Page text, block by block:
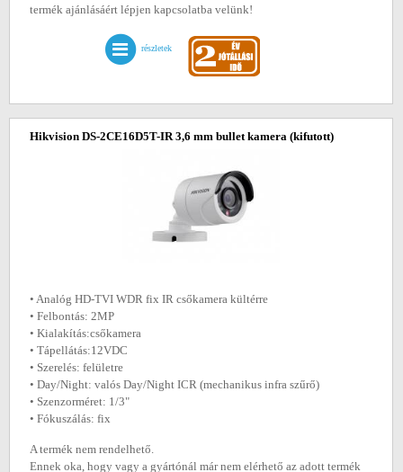
termék ajánlásáért lépjen kapcsolatba velünk!
részletek
Hikvision DS-2CE16D5T-IR 3,6 mm bullet kamera (kifutott)
• Analóg HD-TVI WDR fix IR csőkamera kültérre
• Felbontás: 2MP
• Kialakítás:csőkamera
• Tápellátás:12VDC
• Szerelés: felületre
• Day/Night: valós Day/Night ICR (mechanikus infra szűrő)
• Szenzorméret: 1/3"
• Fókuszálás: fix
A termék nem rendelhető.
Ennek oka, hogy vagy a gyártónál már nem elérhető az adott termék